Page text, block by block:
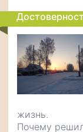
жизнь.
Почему